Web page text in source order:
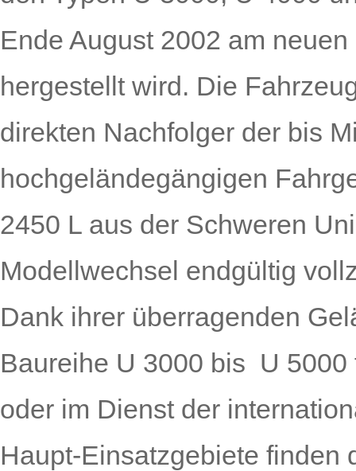
Ende August 2002 am
hergestellt wird. Die
direkten Nach­folger der bis
hochgeländegängigen
2450 L aus der Schweren
Modellwechsel endgültig
Dank ihrer überragenden
Baureihe U 3000 bis U
oder im Dienst der
Haupt-Einsatzgebiete finden